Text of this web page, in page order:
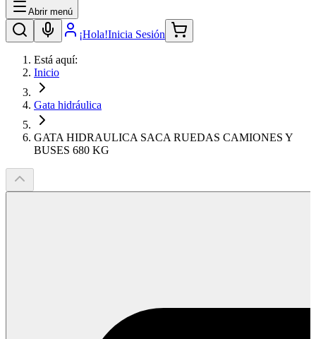
Abrir menú
¡Hola!Inicia Sesión
Está aquí:
Inicio
Gata hidráulica
GATA HIDRAULICA SACA RUEDAS CAMIONES Y
BUSES 680 KG